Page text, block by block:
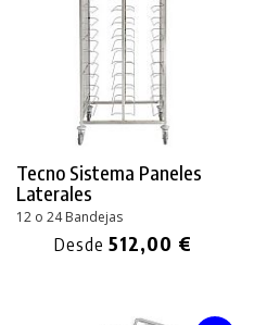
Tecno Sistema Paneles
Laterales
12 o 24 Bandejas
Desde512,00 €